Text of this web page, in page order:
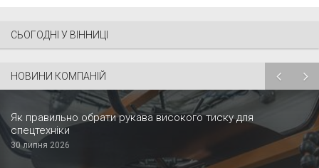
СЬОГОДНІ У ВІННИЦІ
НОВИНИ КОМПАНІЙ
Як правильно обрати рукава високого тиску для
спецтехніки
30 липня 2026